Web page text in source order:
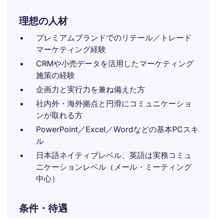
理想の人材
プレミアムブランドでのリテール／トレード
マーケティング経験
CRMや小売データを活用したマーケティング
施策の経験
企画力と実行力を兼ね備えた方
社内外・海外拠点と円滑にコミュニケーショ
ンが取れる方
PowerPoint／Excel／Wordなどの基本PCスキ
ル
日本語ネイティブレベル、英語は実務コミュ
ニケーションレベル（メール・ミーティング
中心）
条件・待遇